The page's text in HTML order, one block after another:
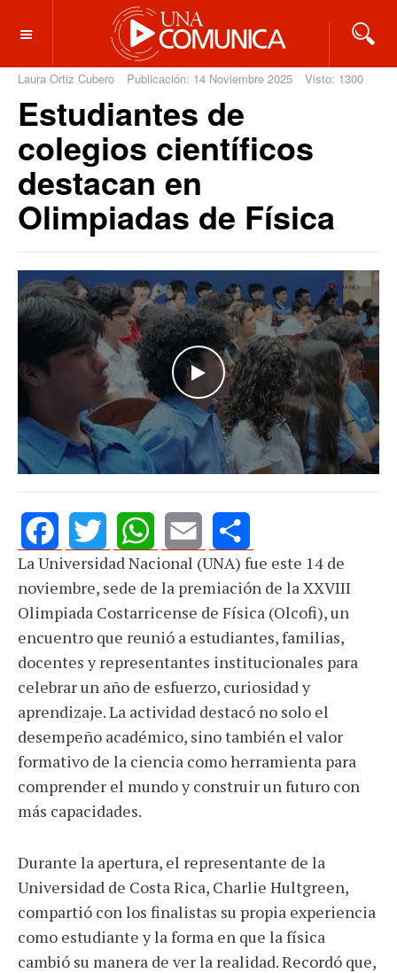
OFF CANVAS
Laura Ortiz Cubero Publicación: 14 Noviembre 2025 Visto: 1300
Estudiantes de
colegios científicos
destacan en
Olimpiadas de Física
WATCH THE VIDEO
FacebookTwitterWhatsApp
Email Share
La Universidad Nacional (UNA) fue este 14 de
noviembre, sede de la premiación de la XXVIII
Olimpiada Costarricense de Física (Olcofi), un
encuentro que reunió a estudiantes, familias,
docentes y representantes institucionales para
celebrar un año de esfuerzo, curiosidad y
aprendizaje. La actividad destacó no solo el
desempeño académico, sino también el valor
formativo de la ciencia como herramienta para
comprender el mundo y construir un futuro con
más capacidades.
Durante la apertura, el representante de la
Universidad de Costa Rica, Charlie Hultgreen,
compartió con los finalistas su propia experiencia
como estudiante y la forma en que la física
cambió su manera de ver la realidad. Recordó que,